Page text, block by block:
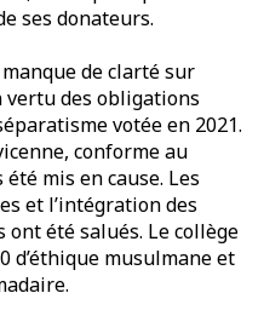
ses donateurs.
de clarté sur
vertu des obligations
votée en 2021.
conforme au
mis en cause. Les
et l’intégration des
ont été salués. Le collège
d’éthique musulmane et